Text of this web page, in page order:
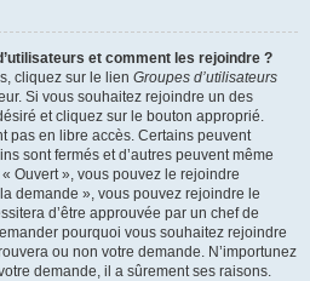
et comment les rejoindre ?
cliquez sur le lien Groupes d’utilisateurs
Si vous souhaitez rejoindre un des
et cliquez sur le bouton approprié.
pas en libre accès. Certains peuvent
sont fermés et d’autres peuvent même
Ouvert », vous pouvez le rejoindre
demande », vous pouvez rejoindre le
d’être approuvée par un chef de
pourquoi vous souhaitez rejoindre
ou non votre demande. N’importunez
demande, il a sûrement ses raisons.